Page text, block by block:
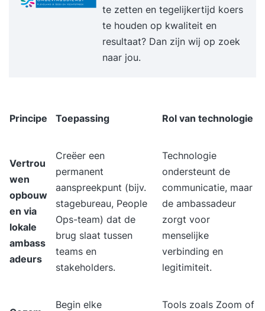
te zetten en tegelijkertijd koers
te houden op kwaliteit en
resultaat? Dan zijn wij op zoek
naar jou.
Principe Toepassing Rol van technologie
Vertrou
wen
opbouw
en via
lokale
ambass
adeurs
Creëer een
permanent
aanspreekpunt (bijv.
stagebureau, People
Ops-team) dat de
brug slaat tussen
teams en
stakeholders.
Technologie
ondersteunt de
communicatie, maar
de ambassadeur
zorgt voor
menselijke
verbinding en
legitimiteit.
Begin elke
Tools zoals Zoom of